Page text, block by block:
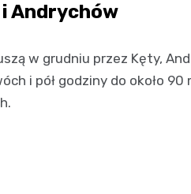
Andrychów
w grudniu przez Kęty,
i pół godziny do około 90